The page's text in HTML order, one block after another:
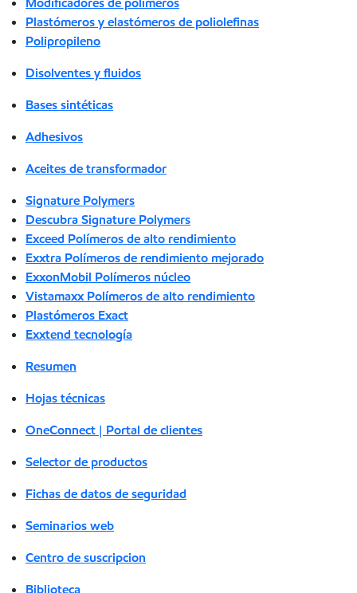
Plastómeros y elastómeros de poliolefinas
Polipropileno
Disolventes y fluidos
Bases sintéticas
Adhesivos
Aceites de transformador
Signature Polymers
Descubra Signature Polymers
Exceed Polímeros de alto rendimiento
Exxtra Polímeros de rendimiento mejorado
ExxonMobil Polímeros núcleo
Vistamaxx Polímeros de alto rendimiento
Plastómeros Exact
Exxtend tecnología
Resumen
Hojas técnicas
OneConnect | Portal de clientes
Selector de productos
Fichas de datos de seguridad
Seminarios web
Centro de suscripcion
Biblioteca